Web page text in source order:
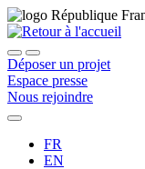
Déposer un projet
Espace presse
Nous rejoindre
FR
EN